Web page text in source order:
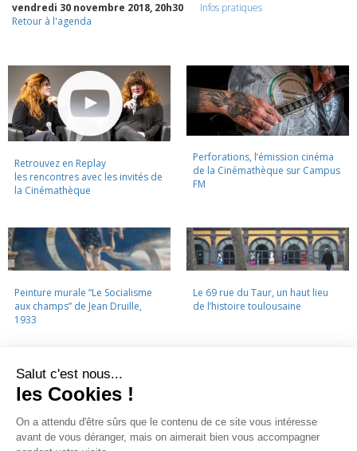
vendredi 30 novembre 2018, 20h30
Infos pratiques
Retour à l'agenda
Retrouvez en Replay
les rencontres avec les invités de
la Cinémathèque
Perforations, l’émission cinéma
de la Cinémathèque sur Campus
FM
Peinture murale “Le Socialisme
aux champs” de Jean Druille,
1933
Le 69 rue du Taur, un haut lieu
de l’histoire toulousaine
LA CINÉMATHÈQUE · CONTACTS · LETTRE D'INFORMATION ·
PARTENAIRES